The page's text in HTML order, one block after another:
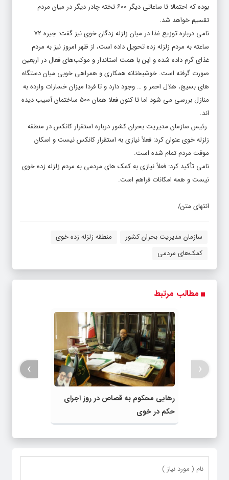
بوده که احتمالا تا ساعاتی دیگر ۶۰۰ تخته چادر دیگر در میان مردم
تقسیم خواهد شد.
نامی درباره توزیع غذا در میان زلزله زدگان خوی نیز گفت: جیره ۷۲
ساعته به مردم زلزله زده تحویل داده است، از ظهر امروز نیز به مردم
غذای گرم داده شده و این با همت استاندار و موکب‌های فعال در اربعین
صورت گرفته است. خوشبختانه همکاری و همراهی خوبی میان دستگاه
های بسیج، هلال احمر و … وجود دارد و تا فردا میزان خسارات وارده به
منازل بررسی می شود اما تا کنون فعلا همان ۵۰۰ ساختمان آسیب دیده
اند.
رئیس سازمان مدیریت بحران کشور درباره استقرار کانکس در منطقه
زلزله خوی عنوان کرد: فعلاً نیازی به استقرار کانکس نیست و اسکان
موقت مردم تمام شده است.
نامی تأکید کرد: فعلاً نیازی به کمک های مردمی به مردم زلزله زده خوی
نیست و همه امکانات فراهم است.
انتهای متن/
سازمان مدیریت بحران کشور
منطقه زلزله زده خوی
کمک‌های مردمی
مطالب مرتبط
رهایی محکوم به قصاص در روز اجرای
حکم در خوی
‹
›